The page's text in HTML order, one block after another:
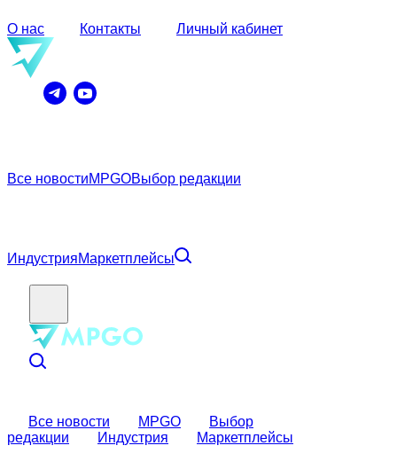
О нас Контакты Личный кабинет
Все новостиMPGOВыбор редакции
ИндустрияМаркетплейсы
Все новости MPGO
Выбор
редакции
Индустрия Маркетплейсы